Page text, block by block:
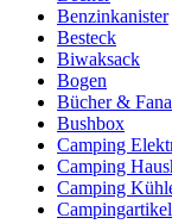
Benzinkanister
Besteck
Biwaksack
Bogen
Bücher &
Bushbox
Camping
Camping
Camping
Campingartikel